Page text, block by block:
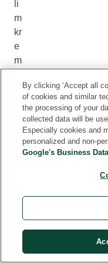
li
m
kr
e
m
m.
as
po
dn
By clicking ‘Accept all
of cookies and similar
the processing of your
collected data will be
Especially cookies and
personalized and non-
Google's Business